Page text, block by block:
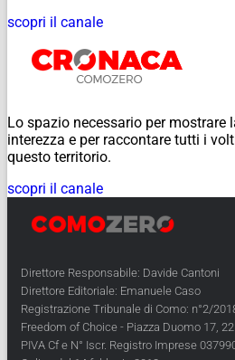
scopri il canale
Lo spazio necessario per mostrare
interezza e per raccontare tutti i
questo territorio.
scopri il canale
Direttore Responsabile: Davide Cantoni
Direttore Editoriale: Emanuele Caso
Registrazione Tribunale di Como: n°2/
Freedom of Choice - Piazza Duomo 17,
PIVA Cf e N° Iscr. Registro Imprese